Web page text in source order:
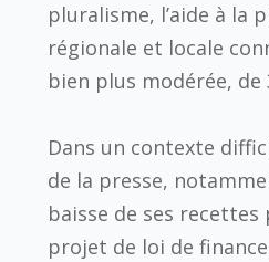
pluralisme, l’aide à la
régionale et locale
bien plus modérée, de
Dans un contexte
de la presse,
baisse de ses
projet de loi de